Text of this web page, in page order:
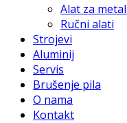
Alat za
Ručni alati
Strojevi
Aluminij
Servis
Brušenje pila
O nama
Kontakt